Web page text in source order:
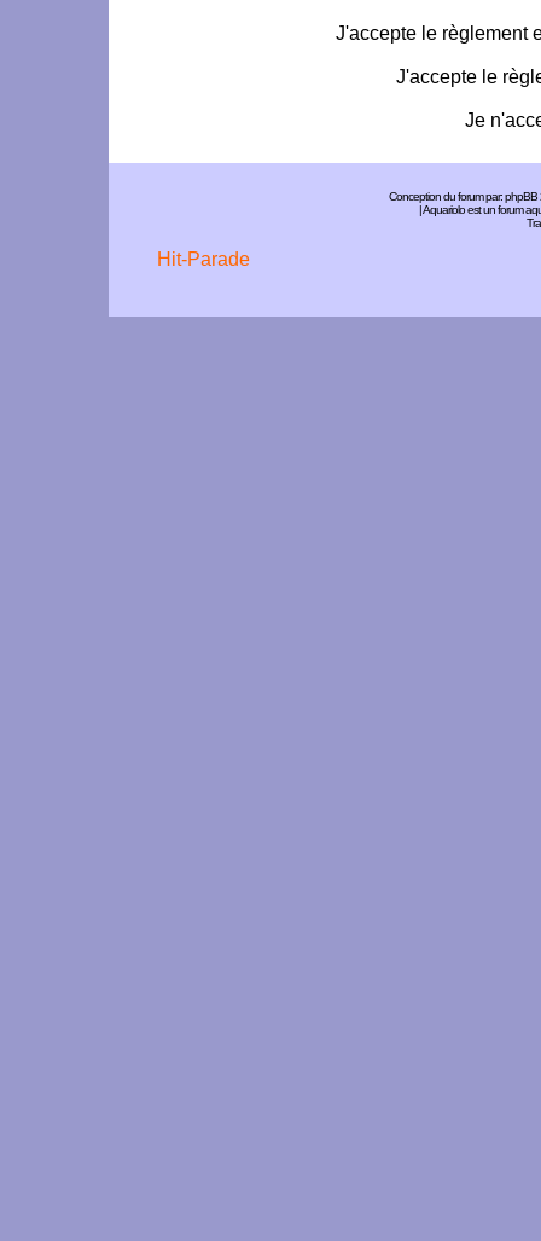
J'accepte le règlement
J'accepte le
Je
Conception du forum par:phpBB
| Aquariolo est un forum